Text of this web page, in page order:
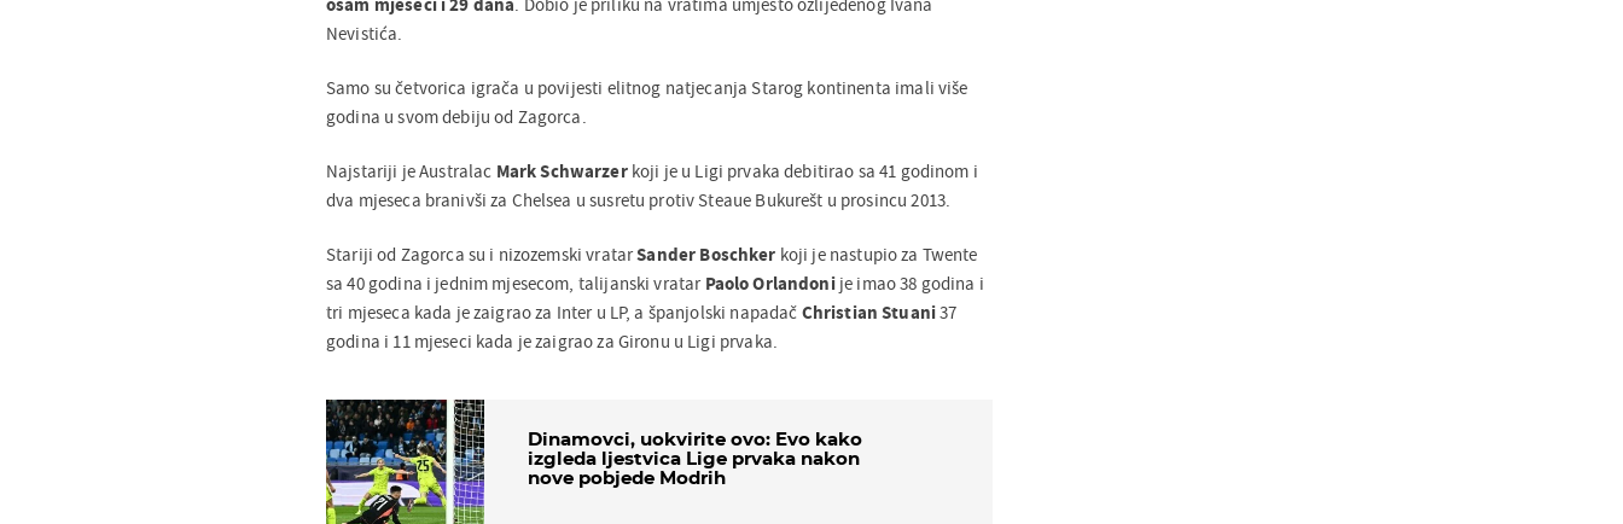
Nevistića.
Samo su četvorica igrača u povijesti elitnog natjecanja Starog kontinenta imali više
godina u svom debiju od Zagorca.
Najstariji je Australac Mark Schwarzerkoji je u Ligi prvaka debitirao sa 41 godinom i
dva mjeseca branivši za Chelsea u susretu protiv Steaue Bukurešt u prosincu 2013.
Stariji od Zagorca su i nizozemski vratarSander Boschker koji je nastupio za Twente
sa 40 godina i jednim mjesecom, talijanski vratar Paolo Orlandonije imao 38 godina i
tri mjeseca kada je zaigrao za Inter u LP, a španjolski napadač Christian Stuani37
godina i 11 mjeseci kada je zaigrao za Gironu u Ligi prvaka.
Dinamovci, uokvirite ovo: Evo kako
izgleda ljestvica Lige prvaka nakon
nove pobjede Modrih